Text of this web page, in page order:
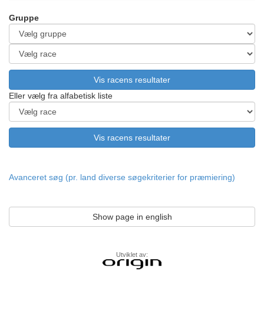
Gruppe
Eller vælg fra alfabetisk liste
Avanceret søg (pr. land diverse søgekriterier for præmiering)
Show page in english
Utviklet av: